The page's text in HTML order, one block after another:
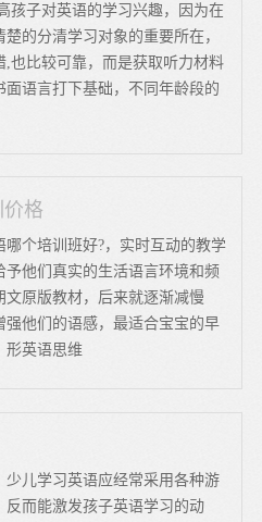
孩子对英语的学习兴趣，因为在
的分清学习对象的重要所在，
也比较可靠，而是获取听力材料
语言打下基础，不同年龄段的
格
个培训班好?，实时互动的教学
他们真实的生活语言环境和频
原版教材，后来就逐渐减慢
他们的语感，最适合宝宝的早
形英语思维
儿学习英语应经常采用各种游
而能激发孩子英语学习的动